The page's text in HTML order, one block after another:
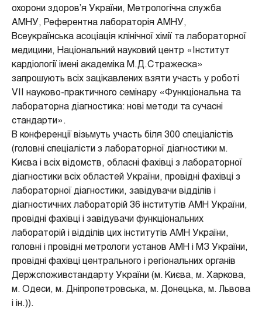
охорони здоров’я України, Метрологічна служба
АМНУ, Референтна лабораторія АМНУ,
Всеукраїнська асоціація клінічної хімії та лабораторної
медицини, Національний науковий центр «Інститут
кардіології імені академіка М.Д.Стражеска»
запрошують всіх зацікавлених взяти участь у роботі
VІІ науково-практичного семінару «Функціональна та
лабораторна діагностика: нові методи та сучасні
стандарти».
В конференції візьмуть участь біля 300 спеціалістів
(головні спеціалісти з лабораторної діагностики м.
Києва і всіх відомств, обласні фахівці з лабораторної
діагностики всіх областей України, провідні фахівці з
лабораторної діагностики, завідувачи відділів і
діагностичних лабораторій 36 інститутів АМН України,
провідні фахівці і завідувачи функціональних
лабораторій і відділів цих інститутів АМН України,
головні і провідні метрологи установ АМН і МЗ України,
провідні фахівці центрального і регіональних органів
Держспоживстандарту України (м. Києва, м. Харкова,
м. Одеси, м. Дніпропетровська, м. Донецька, м. Львова
і ін.)).